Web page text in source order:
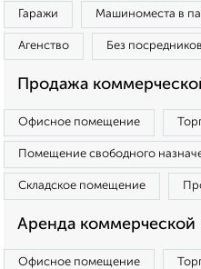
Гаражи Машиноместа в
Агенство Без посредников
Продажа
Офисное помещение
Помещение свободного
Складское помещение
Аренда
Офисное помещение